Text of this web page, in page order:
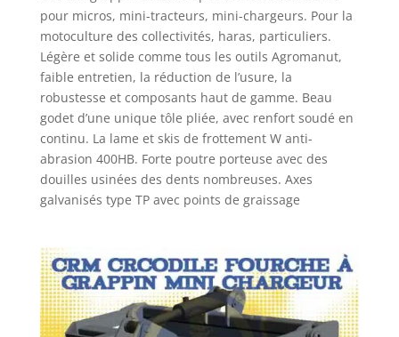
pour micros, mini-tracteurs, mini-chargeurs. Pour la
motoculture des collectivités, haras, particuliers.
Légère et solide comme tous les outils Agromanut,
faible entretien, la réduction de l’usure, la
robustesse et composants haut de gamme. Beau
godet d’une unique tôle pliée, avec renfort soudé en
continu. La lame et skis de frottement W anti-
abrasion 400HB. Forte poutre porteuse avec des
douilles usinées des dents nombreuses. Axes
galvanisés type TP avec points de graissage